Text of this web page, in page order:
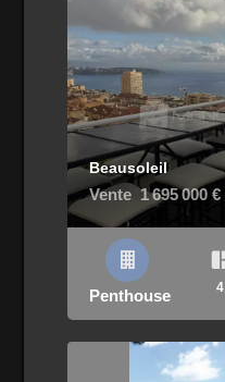
Beausoleil
Vente 1 695 000 €
Penthouse 4